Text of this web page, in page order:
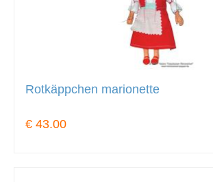
Rotkäppchen marionette
€ 43.00